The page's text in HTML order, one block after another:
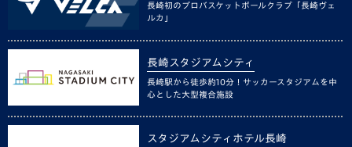
長崎初のプロバスケットボールクラブ「長崎ヴェ
ルカ」
長崎スタジアムシティ
長崎駅から徒歩約10分！サッカースタジアムを中
心とした大型複合施設
スタジアムシティホテル長崎